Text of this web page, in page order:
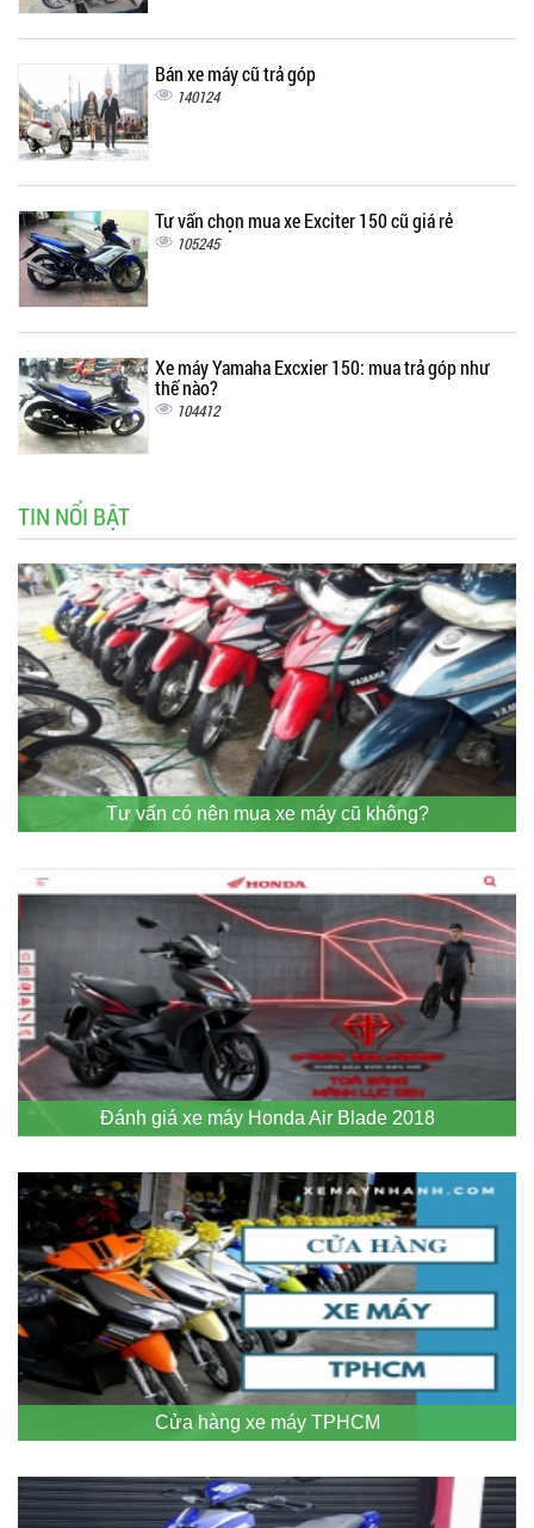
Bán xe máy cũ trả góp
140124
Tư vấn chọn mua xe Exciter 150 cũ giá rẻ
105245
Xe máy Yamaha Excxier 150: mua trả góp như
thế nào?
104412
TIN NỔI BẬT
Tư vấn có nên mua xe máy cũ không?
Đánh giá xe máy Honda Air Blade 2018
Cửa hàng xe máy TPHCM